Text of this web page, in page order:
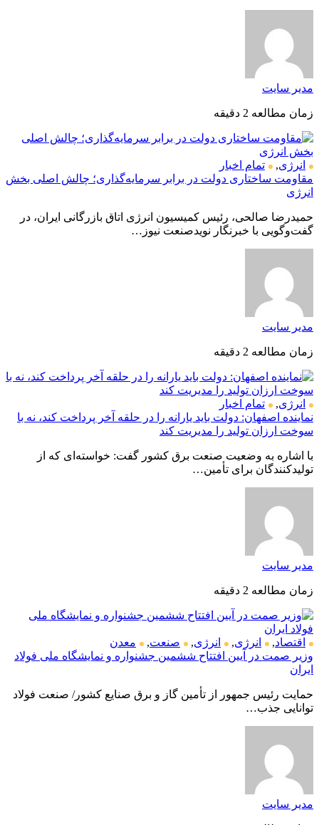
مدیر سایت
زمان مطالعه 2 دقیقه
انرژی,
تمام اخبار
مقاومت ساختاری دولت در برابر سرمایه‌گذاری؛ چالش اصلی بخش
انرژی
حمیدرضا صالحی، رئیس کمیسیون انرژی اتاق بازرگانی ایران، در
گفت‌وگویی با خبرنگار نویدصنعت نیوز…
مدیر سایت
زمان مطالعه 2 دقیقه
انرژی,
تمام اخبار
نماینده اصفهان: دولت باید یارانه را در حلقه آخر پرداخت کند، نه با
سوخت ارزان تولید را مدیریت کند
با اشاره به وضعیت صنعت برق کشور گفت: خواسته‌ای که از
تولیدکنندگان برای تأمین…
مدیر سایت
زمان مطالعه 2 دقیقه
اقتصاد, انرژی, انرژی, صنعت,
معدن
وزیر صمت در آیین افتتاح ششمین جشنواره و نمایشگاه ملی فولاد
ایران
حمایت رئیس جمهور از تأمین گاز و برق صنایع کشور/ صنعت فولاد
توانایی جذب…
مدیر سایت